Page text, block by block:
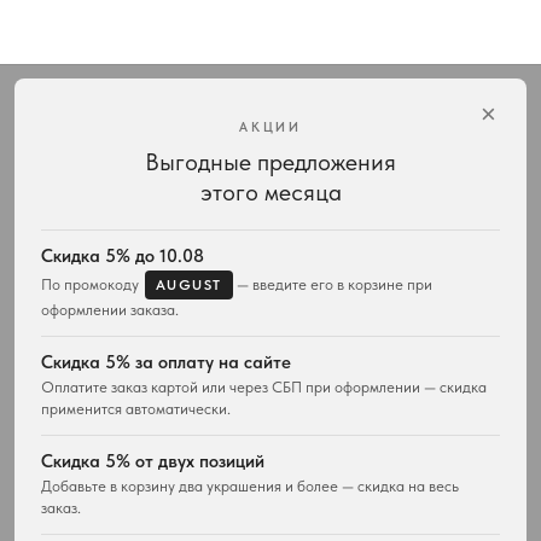
×
АКЦИИ
Выгодные предложения
этого месяца
Скидка 5% до 10.08
По промокоду AUGUST
— введите его в корзине при
оформлении заказа.
Скидка 5% за оплату на сайте
Оплатите заказ картой или через СБП при оформлении — скидка
применится автоматически.
Скидка 5% от двух позиций
Добавьте в корзину два украшения и более — скидка на весь
заказ.
Интернет-магазин украшений Vivienne Westwood с доставкой по всей России
Весь ассортимент
Подвески и ожерелья
Серьги
Кольца
Доставка
Возврат товара
О магазине